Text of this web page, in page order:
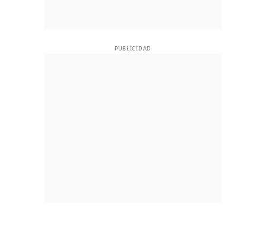
PUBLICIDAD